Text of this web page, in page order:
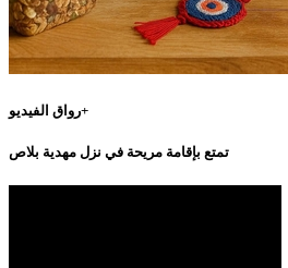
رواق الفيديو+
تمتع بإقامة مريحة في نزل مهدية بلاص